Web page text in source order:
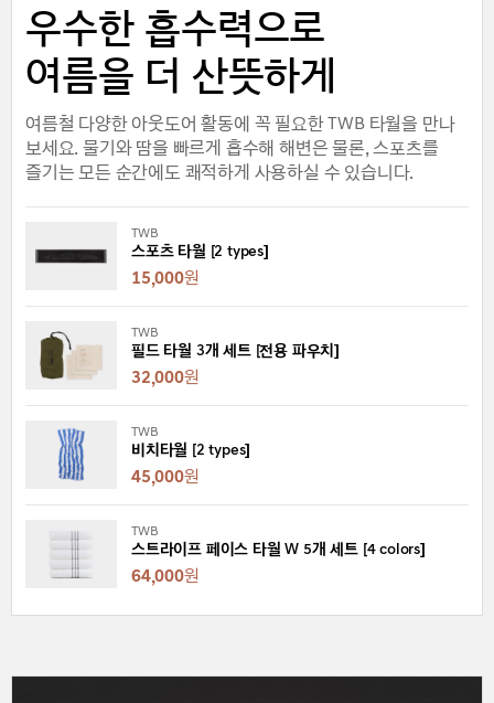
우수한 흡수력으로
여름을 더 산뜻하게
여름철 다양한 아웃도어 활동에 꼭 필요한 TWB 타월을 만나
보세요. 물기와 땀을 빠르게 흡수해 해변은 물론, 스포츠를
즐기는 모든 순간에도 쾌적하게 사용하실 수 있습니다.
TWB
스포츠 타월 [2 types]
15,000원
TWB
필드 타월 3개 세트 [전용 파우치]
32,000원
TWB
비치타월 [2 types]
45,000원
TWB
스트라이프 페이스 타월 W 5개 세트 [4 colors]
64,000원